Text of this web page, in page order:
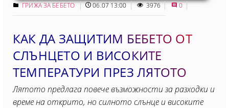
ГРИЖА ЗА БЕБЕТО 06.07 13:00 3976 0
КАК ДА ЗАЩИТИМ БЕБЕТО ОТ
СЛЪНЦЕТО И ВИСОКИТЕ
ТЕМПЕРАТУРИ ПРЕЗ ЛЯТОТО
Лятото предлага повече възможности за разходки и
време на открито, но силното слънце и високите